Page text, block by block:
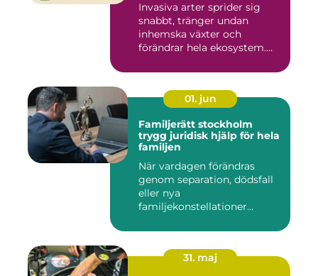
Invasiva arter sprider sig
snabbt, tränger undan
inhemska växter och
förändrar hela ekosystem.
01. jun
Familjerätt stockholm
trygg juridisk hjälp för hela
familjen
När vardagen förändras
genom separation, dödsfall
eller nya
familjekonstellationer
31. maj